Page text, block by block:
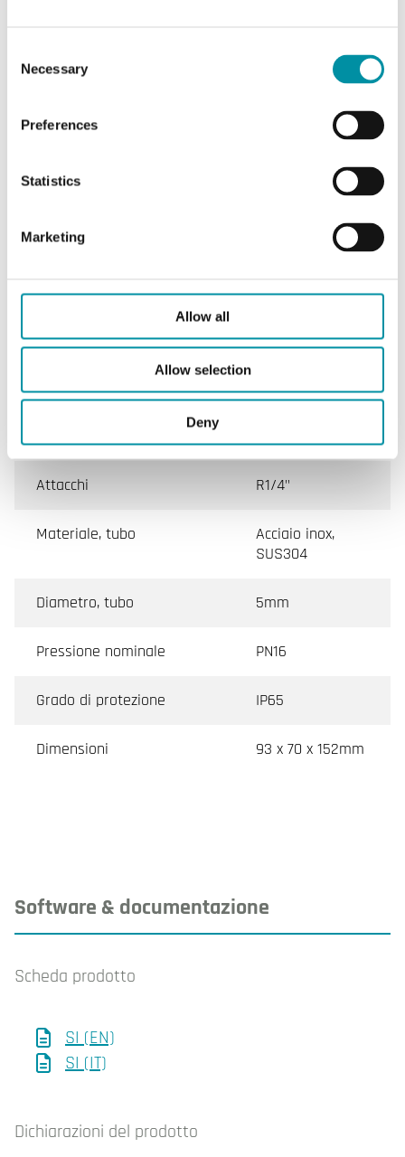
Selection
Necessary
Preferences
Statistics
Marketing
Allow all
Allow selection
Deny
custodia, senza pozzetto
Lunghezza di inserimento
(mm)
Attacchi R1/4"
Materiale, tubo
Acciaio inox,
SUS304
Diametro, tubo 5mm
Pressione nominale PN16
Grado di protezione IP65
Dimensioni 93 x 70 x 152mm
Software & documentazione
Scheda prodotto
SI (EN)
SI (IT)
Dichiarazioni del prodotto